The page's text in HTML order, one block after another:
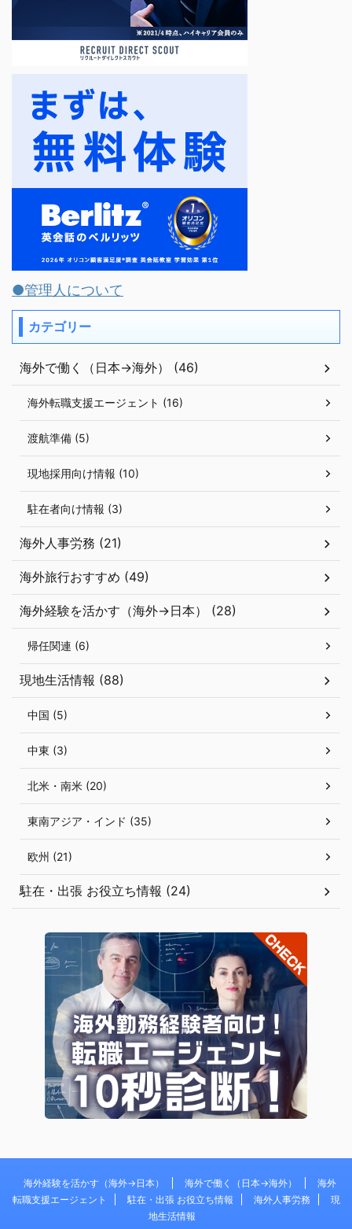
●管理人について
カテゴリー
海外で働く（日本→海外） (46)
海外転職支援エージェント (16)
渡航準備 (5)
現地採用向け情報 (10)
駐在者向け情報 (3)
海外人事労務 (21)
海外旅行おすすめ (49)
海外経験を活かす（海外→日本） (28)
帰任関連 (6)
現地生活情報 (88)
中国 (5)
中東 (3)
北米・南米 (20)
東南アジア・インド (35)
欧州 (21)
駐在・出張 お役立ち情報 (24)
海外経験を活かす（海外→日本） 海外で働く（日本→海外）
海外
転職支援エージェント
駐在・出張 お役立ち情報 海外人事労務
現
地生活情報